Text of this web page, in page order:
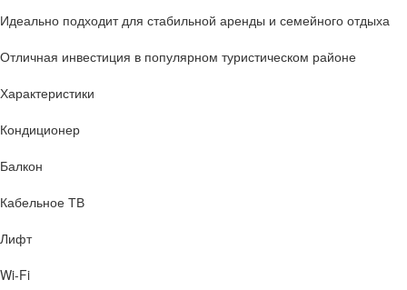
Идеально подходит для стабильной аренды и семейного отдыха
Отличная инвестиция в популярном туристическом районе
Характеристики
Кондиционер
Балкон
Кабельное ТВ
Лифт
Wi-Fi